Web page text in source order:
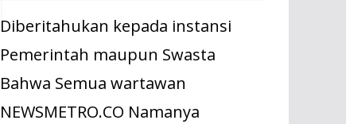
Diberitahukan kepada instansi
Pemerintah maupun Swasta
Bahwa Semua wartawan
NEWSMETRO.CO Namanya